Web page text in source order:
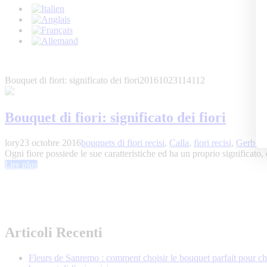
Bouquet di fiori: significato dei fiori20161023114112
Bouquet di fiori: significato dei fiori
lory23 octobre 2016bouquets di fiori recisi, Calla, fiori recisi, Gerbera
Ogni fiore possiede le sue caratteristiche ed ha un proprio
Lire plus
Articoli Recenti
Fleurs de Sanremo : comment choisir le bouquet parfait pour